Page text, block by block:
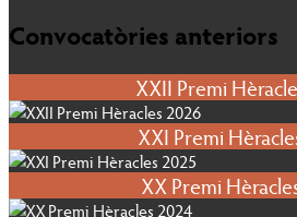
Convocatòries anteriors
XXII Premi
XXI Premi
XX Premi